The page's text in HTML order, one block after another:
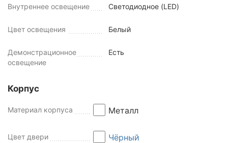
Внутреннее освещение Светодиодное (LED)
Цвет освещения Белый
Демонстрационное
освещение
Есть
Корпус
Материал корпуса Металл
Цвет двери Чёрный